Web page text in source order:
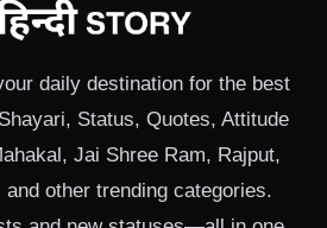
daily destination for the best
Status, Quotes, Attitude
Jai Shree Ram, Rajput,
other trending categories.